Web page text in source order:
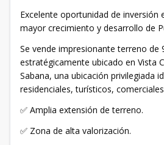
Excelente oportunidad de inversión
mayor crecimiento y desarrollo de
Se vende impresionante terreno de
estratégicamente ubicado en Vista
Sabana, una ubicación privilegiada
residenciales, turísticos,
✅ Amplia extensión de terreno.
✅ Zona de alta valorización.